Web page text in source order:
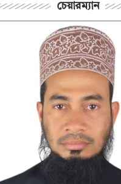
চেয়ারম্যান